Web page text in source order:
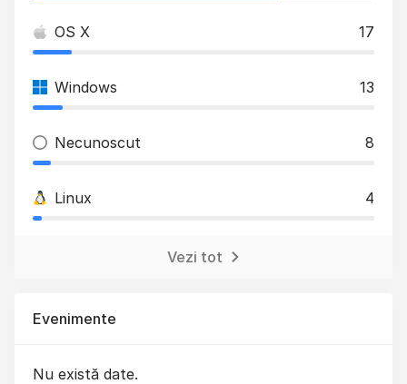
OS X 17
Windows 13
Necunoscut 8
Linux 4
Vezi tot
Evenimente
Nu există date.